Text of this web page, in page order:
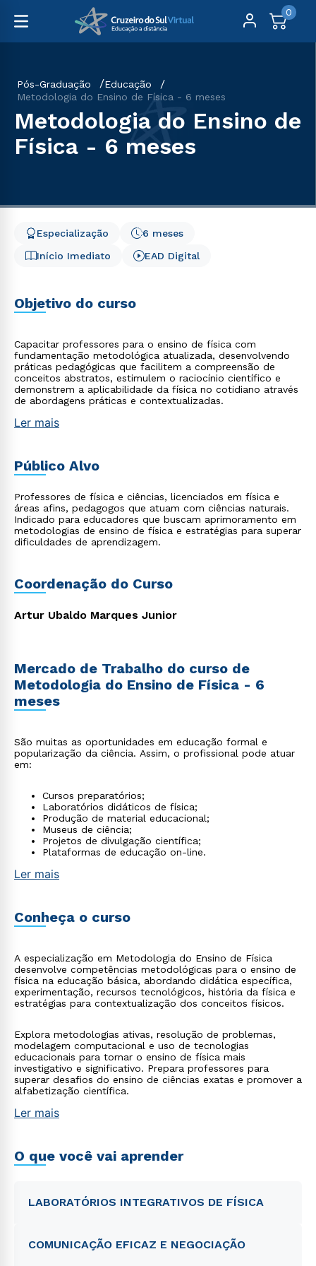
0
Pós-Graduação
Educação
Metodologia do Ensino de Física - 6 meses
Metodologia do Ensino de
Física - 6 meses
Início Imediato
6 meses
Especialização
EAD Digital
Objetivo do curso
Capacitar professores para o ensino de física com
fundamentação metodológica atualizada, desenvolvendo
práticas pedagógicas que facilitem a compreensão de
conceitos abstratos, estimulem o raciocínio científico e
demonstrem a aplicabilidade da física no cotidiano através
de abordagens práticas e contextualizadas.
Ler mais
Público Alvo
Professores de física e ciências, licenciados em física e
áreas afins, pedagogos que atuam com ciências naturais.
Indicado para educadores que buscam aprimoramento em
metodologias de ensino de física e estratégias para superar
dificuldades de aprendizagem.
Coordenação do Curso
Artur Ubaldo Marques Junior
Mercado de Trabalho do curso de
Metodologia do Ensino de Física - 6
meses
São muitas as oportunidades em educação formal e
popularização da ciência. Assim, o profissional pode atuar
em:
Cursos preparatórios;
Laboratórios didáticos de física;
Produção de material educacional;
Museus de ciência;
Projetos de divulgação científica;
Plataformas de educação on-line.
Ler mais
Conheça o curso
A especialização em Metodologia do Ensino de Física
desenvolve competências metodológicas para o ensino de
física na educação básica, abordando didática específica,
experimentação, recursos tecnológicos, história da física e
estratégias para contextualização dos conceitos físicos.
Explora metodologias ativas, resolução de problemas,
modelagem computacional e uso de tecnologias
educacionais para tornar o ensino de física mais
investigativo e significativo. Prepara professores para
superar desafios do ensino de ciências exatas e promover a
alfabetização científica.
Ler mais
O que você vai aprender
LABORATÓRIOS INTEGRATIVOS DE FÍSICA
COMUNICAÇÃO EFICAZ E NEGOCIAÇÃO